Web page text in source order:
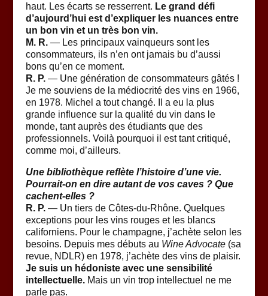
haut. Les écarts se resserrent. Le grand défi
d’aujourd’hui est d’expliquer les nuances entre
un bon vin et un très bon vin.
M. R.— Les principaux vainqueurs sont les
consommateurs, ils n’en ont jamais bu d’aussi
bons qu’en ce moment.
R. P.— Une génération de consommateurs gâtés !
Je me souviens de la médiocrité des vins en 1966,
en 1978. Michel a tout changé. Il a eu la plus
grande influence sur la qualité du vin dans le
monde, tant auprès des étudiants que des
professionnels. Voilà pourquoi il est tant critiqué,
comme moi, d’ailleurs.
Une bibliothèque reflète l’histoire d’une vie.
Pourrait-on en dire autant de vos caves ? Que
cachent-elles ?
R. P.— Un tiers de Côtes-du-Rhône. Quelques
exceptions pour les vins rouges et les blancs
californiens. Pour le champagne, j’achète selon les
besoins. Depuis mes débuts au Wine Advocate(sa
revue, NDLR) en 1978, j’achète des vins de plaisir.
Je suis un hédoniste avec une sensibilité
intellectuelle.Mais un vin trop intellectuel ne me
parle pas.